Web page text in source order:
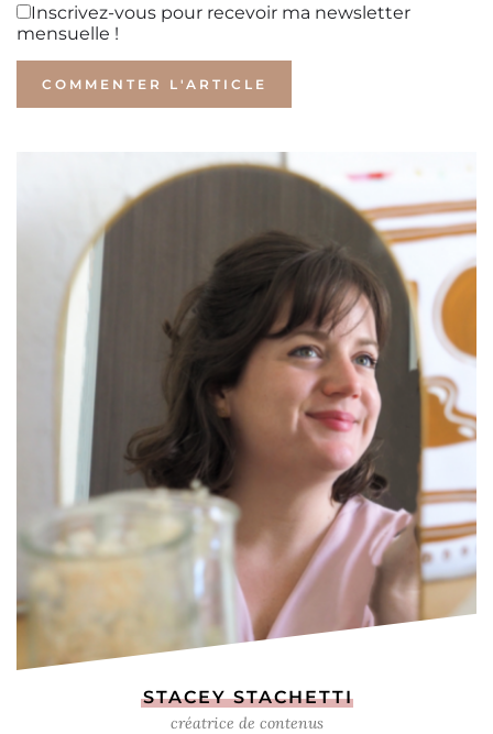
Inscrivez-vous pour recevoir ma newsletter
mensuelle !
STACEY STACHETTI
créatrice de contenus